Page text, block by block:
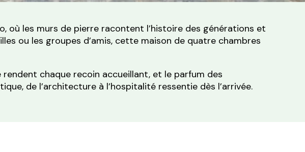
où les murs de pierre racontent l’histoire des générations et
ou les groupes d’amis, cette maison de quatre chambres
chaque recoin accueillant, et le parfum des
de l’architecture à l’hospitalité ressentie dès l’arrivée.